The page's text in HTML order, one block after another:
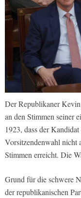
Der Republikaner
an den Stimmen seiner
1923, dass der
Vorsitzendenwahl nicht
Stimmen erreicht. Die
Grund für die schwere
der republikanischen